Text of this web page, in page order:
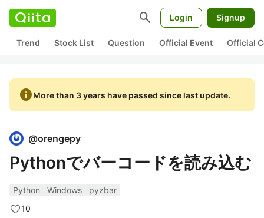
search Login Signup
Trend Stock List Question Official Event Official
infoMore than 3 years have passed since last update.
@orengepy
Pythonでバーコードを読み込む
Python Windows
pyzbar
10